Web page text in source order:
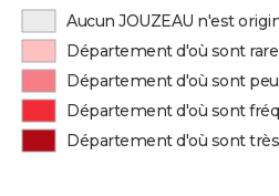
Aucun JOUZEAU n'est
Département d'où sont
Département d'où sont
Département d'où sont
Département d'où sont